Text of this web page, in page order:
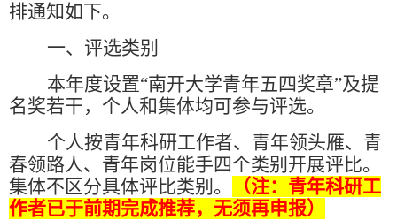
排通知如下。
一、评选类别
本年度设置“南开大学青年五四奖章”及提
名奖若干，个人和集体均可参与评选。
个人按青年科研工作者、青年领头雁、青
春领路人、青年岗位能手四个类别开展评比。
集体不区分具体评比类别。
（注：青年科研工
作者已于前期完成推荐，无须再申报）